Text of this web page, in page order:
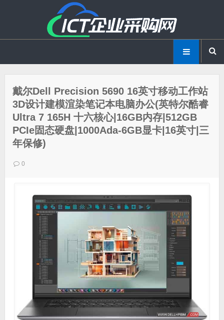
戴尔Dell Precision 5690 16英寸移动工作站
3D设计建模渲染笔记本电脑办公(英特尔酷睿
Ultra 7 165H 十六核心|16GB内存|512GB
PCIe固态硬盘|1000Ada-6GB显卡|16英寸|三
年保修)
0